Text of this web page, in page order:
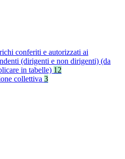
conferiti e autorizzati ai
(dirigenti e non dirigenti) (da
in tabelle) 12
collettiva 3